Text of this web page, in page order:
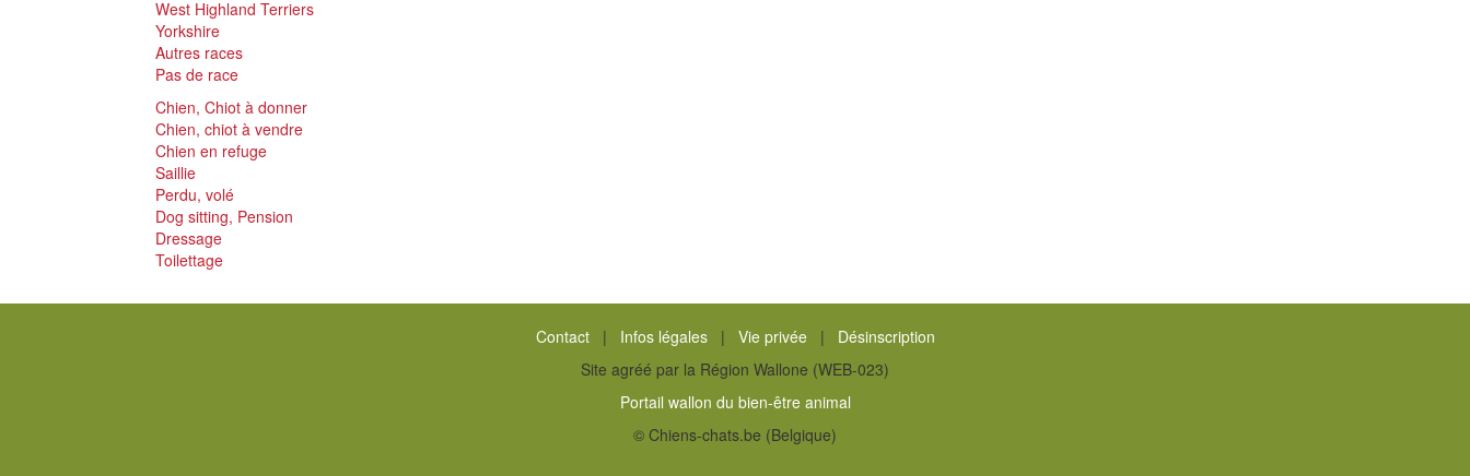
West Highland Terriers
Yorkshire
Autres races
Pas de race
Chien, Chiot à donner
Chien, chiot à vendre
Chien en refuge
Saillie
Perdu, volé
Dog sitting, Pension
Dressage
Toilettage
Contact| Infos légales| Vie privée| Désinscription
Site agréé par la Région Wallone (WEB-023)
Portail wallon du bien-être animal
© Chiens-chats.be (Belgique)